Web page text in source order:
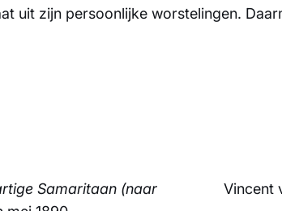
uit zijn persoonlijke worstelingen.
Samaritaan (naar
Vincent